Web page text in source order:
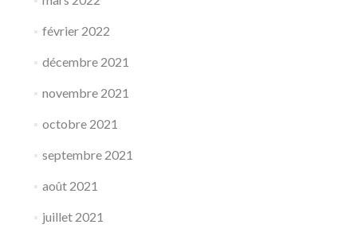
février 2022
décembre 2021
novembre 2021
octobre 2021
septembre 2021
août 2021
juillet 2021